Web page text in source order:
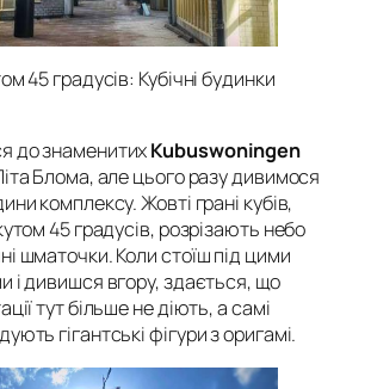
45 градусів: Кубічні будинки
до знаменитихKubuswoningen
Блома, але цього разу дивимося
комплексу. Жовті грані кубів,
45 градусів, розрізають небо
шматочки. Коли стоїш під цими
і дивишся вгору, здається, що
тут більше не діють, а самі
гігантські фігури з оригамі.